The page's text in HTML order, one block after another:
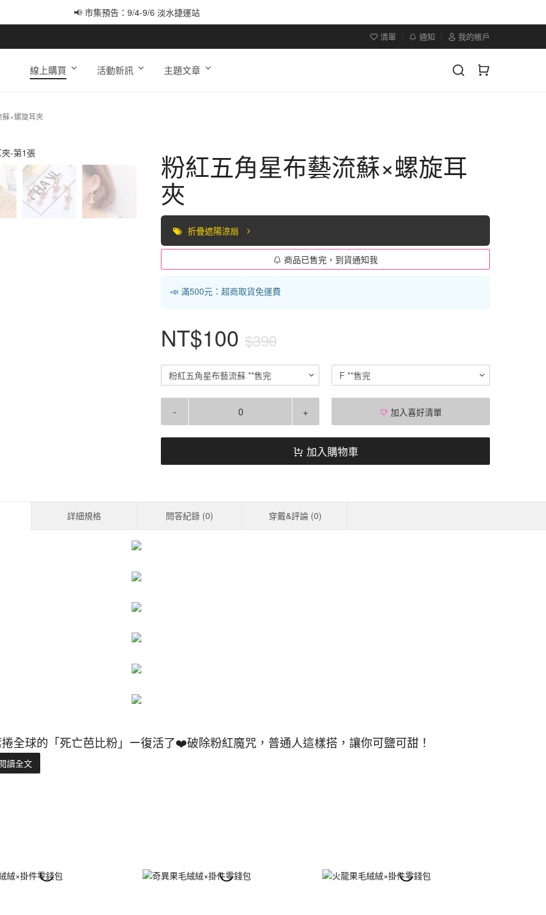
📢 市集預告：9/4-9/6 淡水捷運站
清單 通知 我的帳戶
線上購買 活動新訊 主題文章
蘇×螺旋耳夾
粉紅五角星布藝流蘇×螺旋耳
夾
折疊遮陽涼扇
商品已售完，到貨通知我
📣 滿500元：超商取貨免運費
NT$100 $390
粉紅五角星布藝流蘇 **售完 F **售完
- + 加入喜好清單
加入購物車
詳細規格 問答紀錄 (0) 穿戴&評論 (0)
全球的「死亡芭比粉」ー復活了❤️破除粉紅魔咒，普通人這樣搭，讓你可鹽可甜！
讀全文